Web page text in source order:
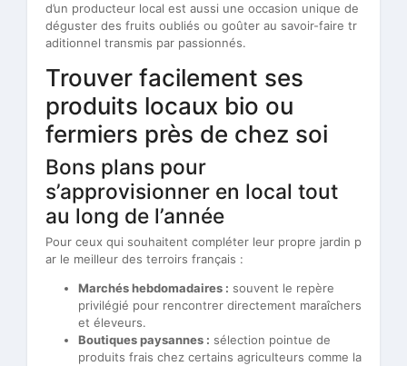
d’un producteur local est aussi une occasion unique de
déguster des fruits oubliés ou goûter au savoir-faire tr
aditionnel transmis par passionnés.
Trouver facilement ses
produits locaux bio ou
fermiers près de chez soi
Bons plans pour
s’approvisionner en local tout
au long de l’année
Pour ceux qui souhaitent compléter leur propre jardin p
ar le meilleur des terroirs français :
Marchés hebdomadaires : souvent le repère
privilégié pour rencontrer directement maraîchers
et éleveurs.
Boutiques paysannes : sélection pointue de
produits frais chez certains agriculteurs comme la